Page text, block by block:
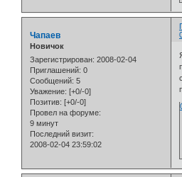
Чапаев
Новичок
Зарегистрирован: 2008-02-04
Приглашений: 0
Сообщений: 5
Уважение: [+0/-0]
Позитив: [+0/-0]
Провел на форуме:
9 минут
Последний визит:
2008-02-04 23:59:02